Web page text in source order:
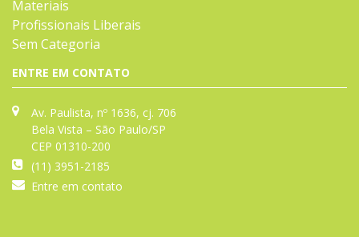
Materiais
Profissionais Liberais
Sem Categoria
ENTRE EM CONTATO
Av. Paulista, nº 1636, cj. 706
Bela Vista – São Paulo/SP
CEP 01310-200
(11) 3951-2185
Entre em contato